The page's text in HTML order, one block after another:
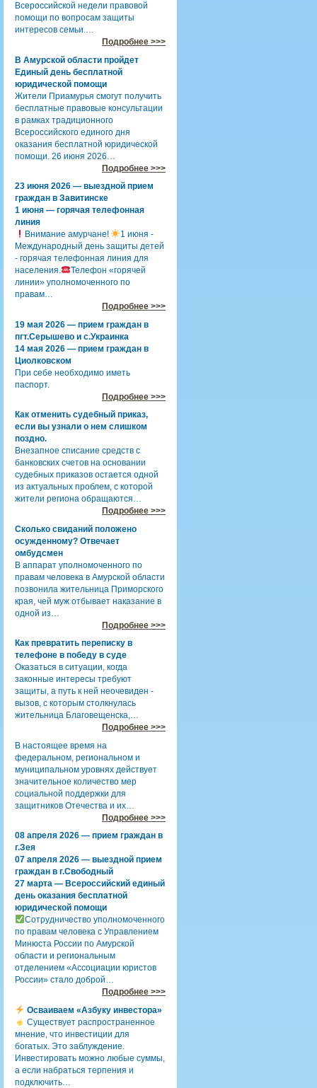
Всероссийской недели правовой
помощи по вопросам защиты
интересов семьи.…
Подробнее >>>
В Амурской области пройдет
Единый день бесплатной
юридической помощи
Жители Приамурья смогут получить
бесплатные правовые консультации
в рамках традиционного
Всероссийского единого дня
оказания бесплатной юридической
помощи. 26 июня 2026…
Подробнее >>>
23 июня 2026 — выездной прием
граждан в Завитинске
1 июня — горячая телефонная
линия
Внимание амурчане!
1 июня -
Международный день защиты детей
- горячая телефонная линия для
населения.
Телефон «горячей
линии» уполномоченного по
правам…
Подробнее >>>
19 мая 2026 — прием граждан в
пгт.Серышево и с.Украинка
14 мая 2026 — прием граждан в
Циолковском
При себе необходимо иметь
паспорт.
Подробнее >>>
Как отменить судебный приказ,
если вы узнали о нем слишком
поздно.
Внезапное списание средств с
банковских счетов на основании
судебных приказов остается одной
из актуальных проблем, с которой
жители региона обращаются…
Подробнее >>>
Сколько свиданий положено
осужденному? Отвечает
омбудсмен
В аппарат уполномоченного по
правам человека в Амурской области
позвонила жительница Приморского
края, чей муж отбывает наказание в
одной из…
Подробнее >>>
Как превратить переписку в
телефоне в победу в суде
Оказаться в ситуации, когда
законные интересы требуют
защиты, а путь к ней неочевиден -
вызов, с которым столкнулась
жительница Благовещенска,…
Подробнее >>>
В настоящее время на
федеральном, региональном и
муниципальном уровнях действует
значительное количество мер
социальной поддержки для
защитников Отечества и их…
Подробнее >>>
08 апреля 2026 — прием граждан в
г.Зея
07 апреля 2026 — выездной прием
граждан в г.Свободный
27 марта — Всероссийский единый
день оказания бесплатной
юридической помощи
Сотрудничество уполномоченного
по правам человека с Управлением
Минюста России по Амурской
области и региональным
отделением «Ассоциации юристов
России» стало доброй…
Подробнее >>>
Осваиваем «Азбуку инвестора»
Существует распространенное
мнение, что инвестиции для
богатых. Это заблуждение.
Инвестировать можно любые суммы,
а если набраться терпения и
подключить…